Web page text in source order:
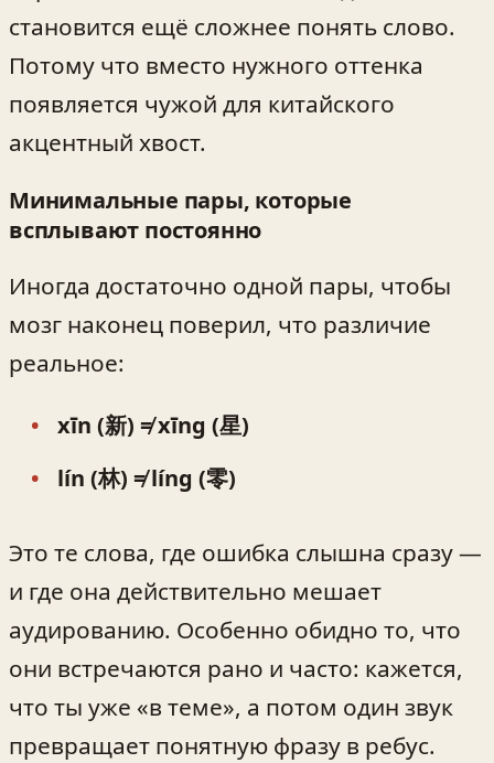
становится ещё сложнее понять слово.
Потому что вместо нужного оттенка
появляется чужой для китайского
акцентный хвост.
Минимальные пары, которые
всплывают постоянно
Иногда достаточно одной пары, чтобы
мозг наконец поверил, что различие
реальное:
xīn (新) ≠ xīng (星)
lín (林) ≠ líng (零)
Это те слова, где ошибка слышна сразу —
и где она действительно мешает
аудированию. Особенно обидно то, что
они встречаются рано и часто: кажется,
что ты уже «в теме», а потом один звук
превращает понятную фразу в ребус.